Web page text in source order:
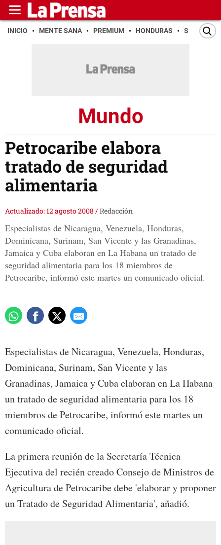
INICIO MENTE SANA PREMIUM HONDURAS SAN PEDRO
Mundo
Petrocaribe elabora
tratado de seguridad
alimentaria
Actualizado: 12 agosto 2008 /Redacción
Especialistas de Nicaragua, Venezuela, Honduras,
Dominicana, Surinam, San Vicente y las Granadinas,
Jamaica y Cuba elaboran en La Habana un tratado de
seguridad alimentaria para los 18 miembros de
Petrocaribe, informó este martes un comunicado oficial.
Especialistas de Nicaragua, Venezuela, Honduras,
Dominicana, Surinam, San Vicente y las
Granadinas, Jamaica y Cuba elaboran en La Habana
un tratado de seguridad alimentaria para los 18
miembros de Petrocaribe, informó este martes un
comunicado oficial.
La primera reunión de la Secretaría Técnica
Ejecutiva del recién creado Consejo de Ministros de
Agricultura de Petrocaribe debe 'elaborar y proponer
un Tratado de Seguridad Alimentaria', añadió.